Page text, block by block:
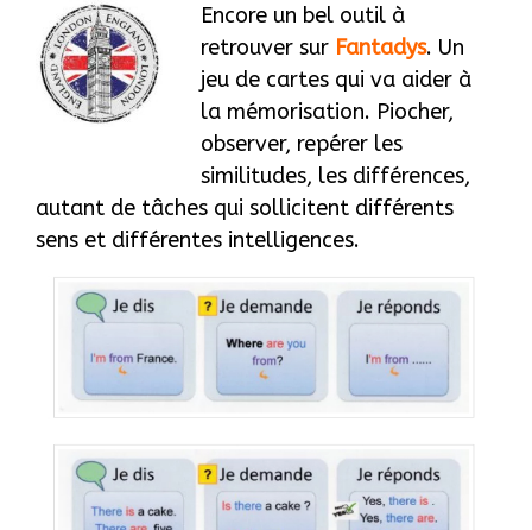
Encore un bel outil à
retrouver sur Fantadys. Un
jeu de cartes qui va aider à
la mémorisation. Piocher,
observer, repérer les
similitudes, les différences,
autant de tâches qui sollicitent différents
sens et différentes intelligences.